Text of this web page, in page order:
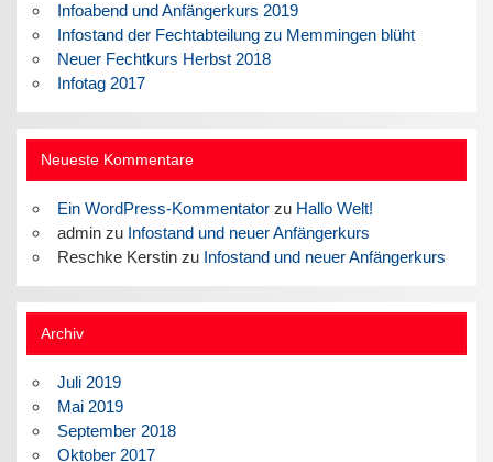
Infoabend und Anfängerkurs 2019
Infostand der Fechtabteilung zu Memmingen blüht
Neuer Fechtkurs Herbst 2018
Infotag 2017
Neueste Kommentare
Ein WordPress-Kommentatorzu Hallo Welt!
adminzu Infostand und neuer Anfängerkurs
Reschke Kerstinzu Infostand und neuer Anfängerkurs
Archiv
Juli 2019
Mai 2019
September 2018
Oktober 2017